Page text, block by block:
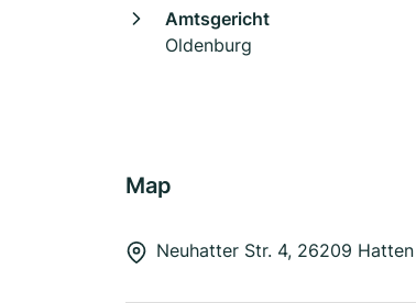
Amtsgericht
Oldenburg
Map
Neuhatter Str. 4, 26209 Hatten